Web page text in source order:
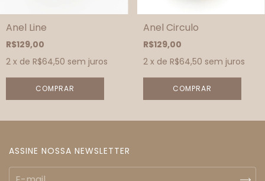
Anel Line
R$129,00
2 x de R$64,50 sem juros
COMPRAR
Anel Circulo
R$129,00
2 x de R$64,50 sem juros
COMPRAR
ASSINE NOSSA NEWSLETTER